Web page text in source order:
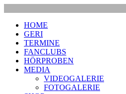
HOME
GERI
TERMINE
FANCLUBS
HÖRPROBEN
MEDIA
VIDEOGALERIE
FOTOGALERIE